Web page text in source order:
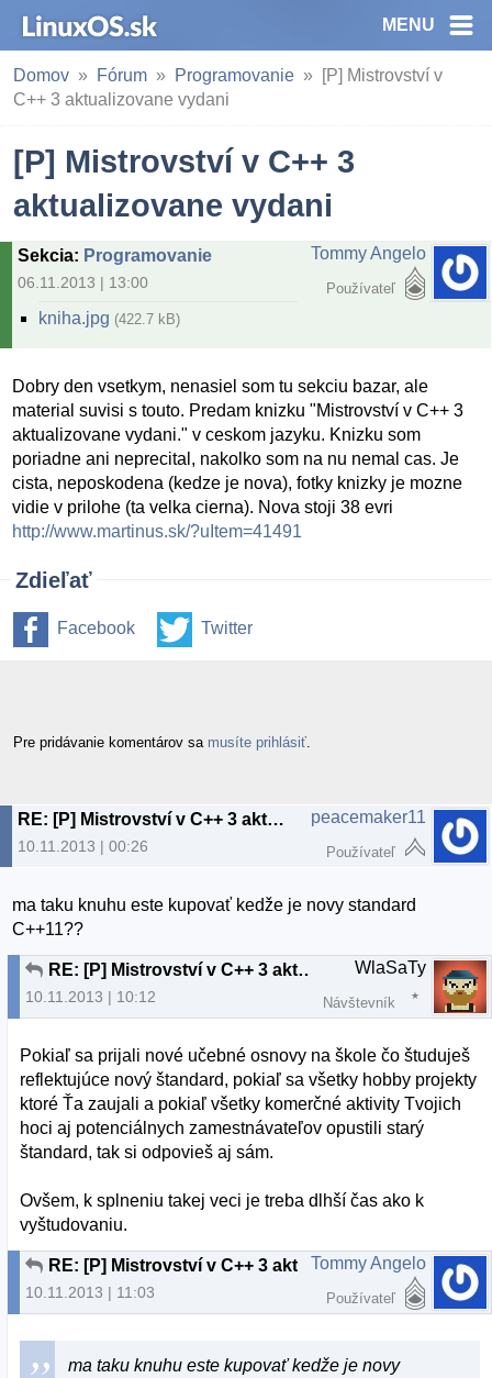
MENU
Domov Fórum Programovanie
[P] Mistrovství v
C++ 3 aktualizovane vydani
[P] Mistrovství v C++ 3
aktualizovane vydani
Sekcia: Programovanie
06.11.2013 | 13:00
Tommy Angelo
Používateľ
kniha.jpg (422.7 kB)
Dobry den vsetkym, nenasiel som tu sekciu bazar, ale
material suvisi s touto. Predam knizku "Mistrovství v C++ 3
aktualizovane vydani." v ceskom jazyku. Knizku som
poriadne ani neprecital, nakolko som na nu nemal cas. Je
cista, neposkodena (kedze je nova), fotky knizky je mozne
vidie v prilohe (ta velka cierna). Nova stoji 38 evri
http://www.martinus.sk/?uItem=41491
Zdieľať
Facebook Twitter
Pre pridávanie komentárov sa musíte prihlásiť
RE: [P] Mistrovství v C++ 3 aktualizovane vydani
10.11.2013 | 00:26
peacemaker11
Používateľ
ma taku knuhu este kupovať kedže je novy standard
C++11??
RE: [P] Mistrovství v C++ 3 aktualizovane vydani
10.11.2013 | 10:12
WlaSaTy
Návštevník
Pokiaľ sa prijali nové učebné osnovy na škole čo študuješ
reflektujúce nový štandard, pokiaľ sa všetky hobby projekty
ktoré Ťa zaujali a pokiaľ všetky komerčné aktivity Tvojich
hoci aj potenciálnych zamestnávateľov opustili starý
štandard, tak si odpovieš aj sám.
Ovšem, k splneniu takej veci je treba dlhší čas ako k
vyštudovaniu.
10.11.2013 | 11:03
Tommy Angelo
Používateľ
ma taku knuhu este kupovať kedže je novy